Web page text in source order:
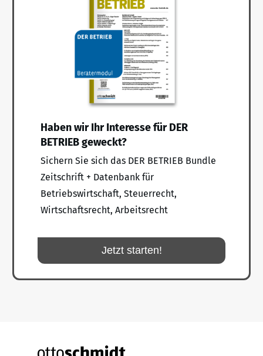
Haben wir Ihr Interesse für DER
BETRIEB geweckt?
Sichern Sie sich das DER BETRIEB Bundle
Zeitschrift + Datenbank für
Betriebswirtschaft, Steuerrecht,
Wirtschaftsrecht, Arbeitsrecht
Jetzt starten!